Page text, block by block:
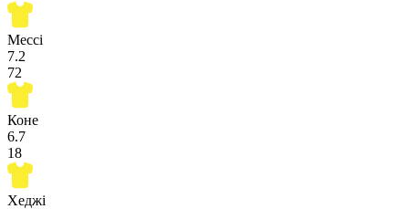
Мессі
7.2
72
Коне
6.7
18
Хеджі